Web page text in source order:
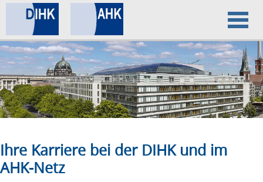
Home
Datenschutz
Impressum
Ihre Karriere bei der DIHK und im
AHK-Netz